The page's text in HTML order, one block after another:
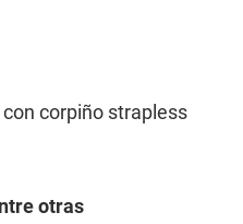
corpiño strapless
otras